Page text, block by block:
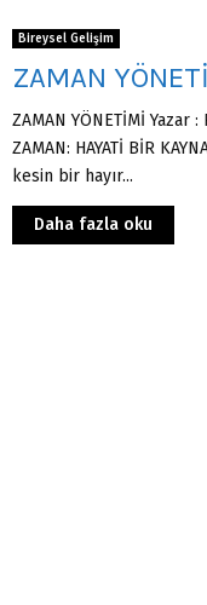
Bireysel Gelişim
ZAMAN
ZAMAN YÖNETİMİ Yazar
ZAMAN: HAYATİ BİR
kesin bir hayır...
Daha fazla oku